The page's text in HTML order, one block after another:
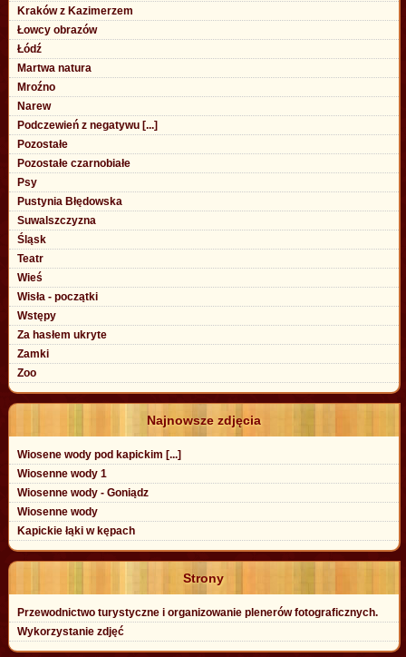
Kraków z Kazimerzem
Łowcy obrazów
Łódź
Martwa natura
Mroźno
Narew
Podczewień z negatywu [...]
Pozostałe
Pozostałe czarnobiałe
Psy
Pustynia Błędowska
Suwalszczyzna
Śląsk
Teatr
Wieś
Wisła - początki
Wstępy
Za hasłem ukryte
Zamki
Zoo
Najnowsze zdjęcia
Wiosene wody pod kapickim [...]
Wiosenne wody 1
Wiosenne wody - Goniądz
Wiosenne wody
Kapickie łąki w kępach
Strony
Przewodnictwo turystyczne i organizowanie plenerów fotograficznych.
Wykorzystanie zdjęć